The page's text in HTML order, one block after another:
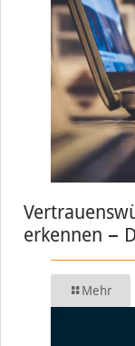
erkennen −
Mehr